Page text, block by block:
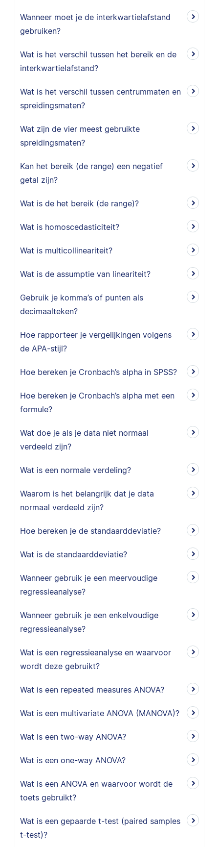
Wanneer moet je de interkwartielafstand
gebruiken?
Wat is het verschil tussen het bereik en de
interkwartielafstand?
Wat is het verschil tussen centrummaten en
spreidingsmaten?
Wat zijn de vier meest gebruikte
spreidingsmaten?
Kan het bereik (de range) een negatief
getal zijn?
Wat is de het bereik (de range)?
Wat is homoscedasticiteit?
Wat is multicollineariteit?
Wat is de assumptie van lineariteit?
Gebruik je komma’s of punten als
decimaalteken?
Hoe rapporteer je vergelijkingen volgens
de APA-stijl?
Hoe bereken je Cronbach’s alpha in SPSS?
Hoe bereken je Cronbach’s alpha met een
formule?
Wat doe je als je data niet normaal
verdeeld zijn?
Wat is een normale verdeling?
Waarom is het belangrijk dat je data
normaal verdeeld zijn?
Hoe bereken je de standaarddeviatie?
Wat is de standaarddeviatie?
Wanneer gebruik je een meervoudige
regressieanalyse?
Wanneer gebruik je een enkelvoudige
regressieanalyse?
Wat is een regressieanalyse en waarvoor
wordt deze gebruikt?
Wat is een repeated measures ANOVA?
Wat is een multivariate ANOVA (MANOVA)?
Wat is een two-way ANOVA?
Wat is een one-way ANOVA?
Wat is een ANOVA en waarvoor wordt de
toets gebruikt?
Wat is een gepaarde t-test (paired samples
t-test)?